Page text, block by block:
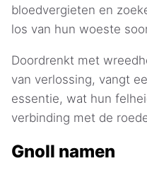
bloedvergieten en
los van hun woeste
Doordrenkt met
van verlossing, vangt
essentie, wat hun
verbinding met de
Gnoll namen